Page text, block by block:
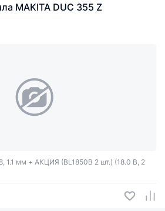
MAKITA DUC 355 Z
1.1 мм + АКЦИЯ (BL1850B 2 шт.) (18.0 В, 2